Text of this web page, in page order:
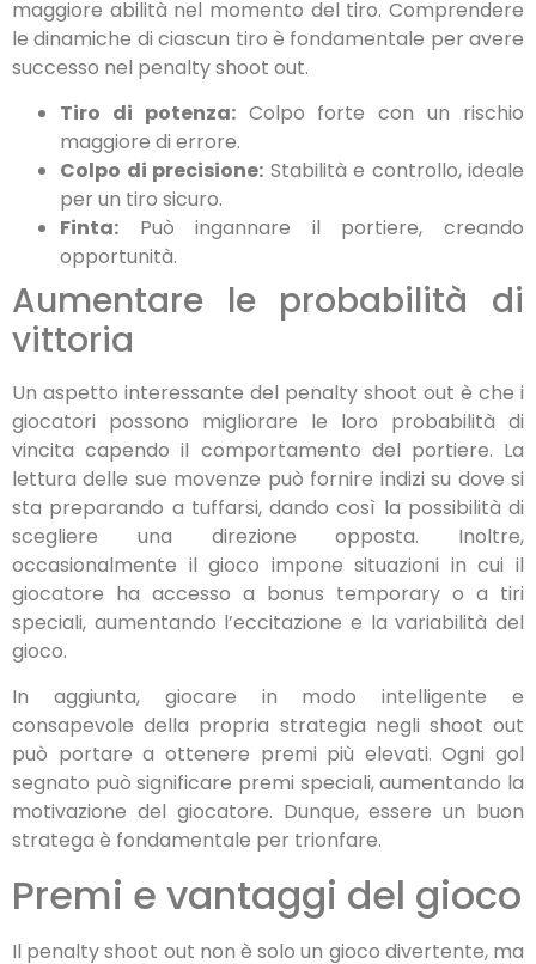
maggiore abilità nel momento del tiro. Comprendere
le dinamiche di ciascun tiro è fondamentale per avere
successo nel penalty shoot out.
Tiro di potenza:Colpo forte con un rischio
maggiore di errore.
Colpo di precisione: Stabilità e controllo, ideale
per un tiro sicuro.
Finta: Può ingannare il portiere, creando
opportunità.
Aumentare le probabilità di
vittoria
Un aspetto interessante del penalty shoot out è che i
giocatori possono migliorare le loro probabilità di
vincita capendo il comportamento del portiere. La
lettura delle sue movenze può fornire indizi su dove si
sta preparando a tuffarsi, dando così la possibilità di
scegliere una direzione opposta. Inoltre,
occasionalmente il gioco impone situazioni in cui il
giocatore ha accesso a bonus temporary o a tiri
speciali, aumentando l’eccitazione e la variabilità del
gioco.
In aggiunta, giocare in modo intelligente e
consapevole della propria strategia negli shoot out
può portare a ottenere premi più elevati. Ogni gol
segnato può significare premi speciali, aumentando la
motivazione del giocatore. Dunque, essere un buon
stratega è fondamentale per trionfare.
Premi e vantaggi del gioco
Il penalty shoot out non è solo un gioco divertente, ma